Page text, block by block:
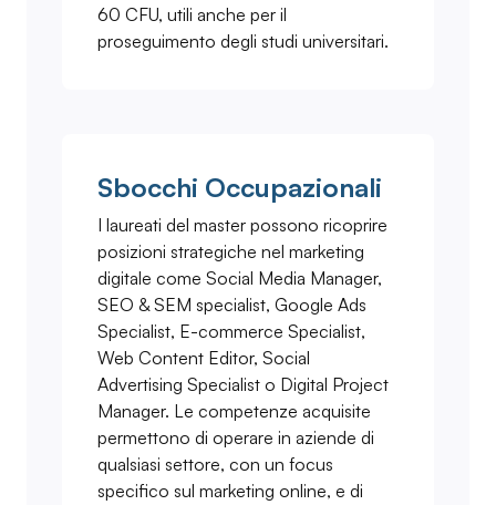
60 CFU, utili anche per il
proseguimento degli studi universitari.
Sbocchi Occupazionali
I laureati del master possono ricoprire
posizioni strategiche nel marketing
digitale come Social Media Manager,
SEO & SEM specialist, Google Ads
Specialist, E-commerce Specialist,
Web Content Editor, Social
Advertising Specialist o Digital Project
Manager. Le competenze acquisite
permettono di operare in aziende di
qualsiasi settore, con un focus
specifico sul marketing online, e di